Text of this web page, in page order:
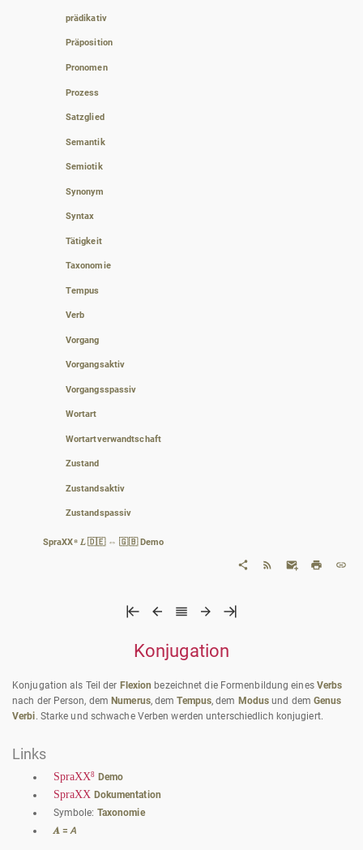
prädikativ
Präposition
Pronomen
Prozess
Satzglied
Semantik
Semiotik
Synonym
Syntax
Tätigkeit
Taxonomie
Tempus
Verb
Vorgang
Vorgangsaktiv
Vorgangsspassiv
Wortart
Wortartverwandtschaft
Zustand
Zustandsaktiv
Zustandspassiv
SpraXX⁸ 𝐿 🇩🇪 ⇔ 🇬🇧 Demo
Konjugation
Konjugation als Teil der Flexion bezeichnet die Formenbildung eines Verbs
nach der Person, demNumerus, demTempus, dem Modus und demGenus
Verbi. Starke und schwache Verben werden unterschiedlich konjugiert.
Links
SpraXX8 Demo
SpraXX Dokumentation
Symbole: Taxonomie
𝑨 = 𝘈